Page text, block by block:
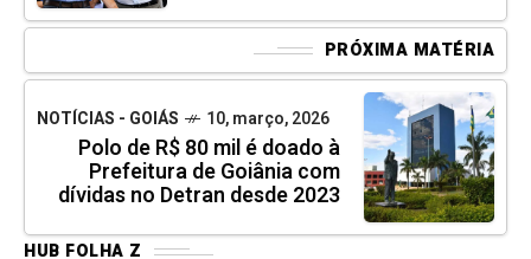
PRÓXIMA MATÉRIA
NOTÍCIAS - GOIÁS 10, março, 2026
Polo de R$ 80 mil é doado à
Prefeitura de Goiânia com
dívidas no Detran desde 2023
HUB FOLHA Z